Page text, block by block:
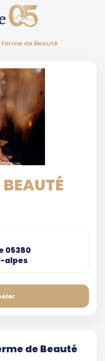
Ferme de Beauté
BEAUTÉ
05380
alpes
de Beauté